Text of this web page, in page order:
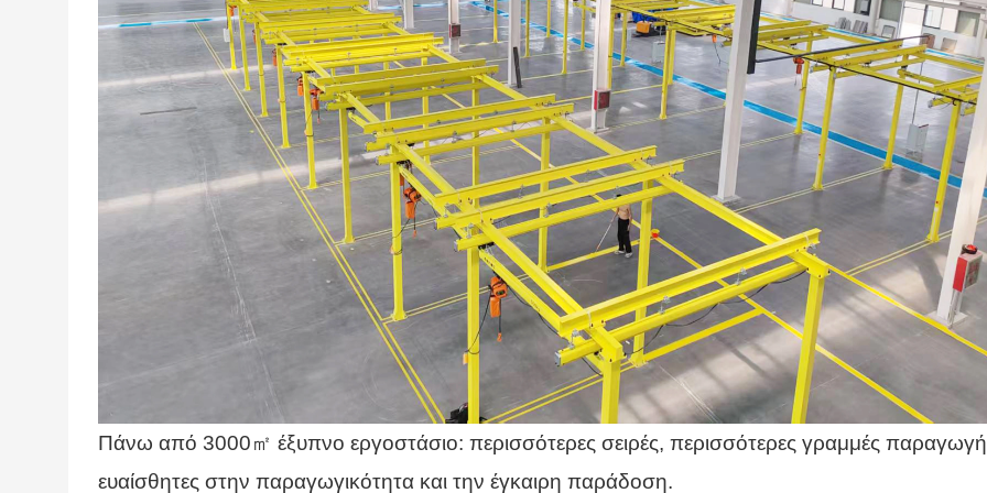
Πάνω από 3000㎡ έξυπνο εργοστάσιο: περισσότερες σειρές, περισσότερες γραμμές
ευαίσθητες στην παραγωγικότητα και την έγκαιρη παράδοση.